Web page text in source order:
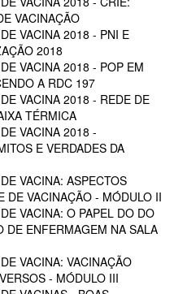
VACINAÇÃO
VACINA 2018 - PNI E
2018
VACINA 2018 - POP EM
A RDC 197
VACINA 2018 - REDE DE
TÉRMICA
VACINA 2018 -
E VERDADES DA
VACINA: ASPECTOS
DE VACINAÇÃO - MÓDULO II
VACINA: O PAPEL DO DO
DE ENFERMAGEM NA SALA
VACINA: VACINAÇÃO
- MÓDULO III